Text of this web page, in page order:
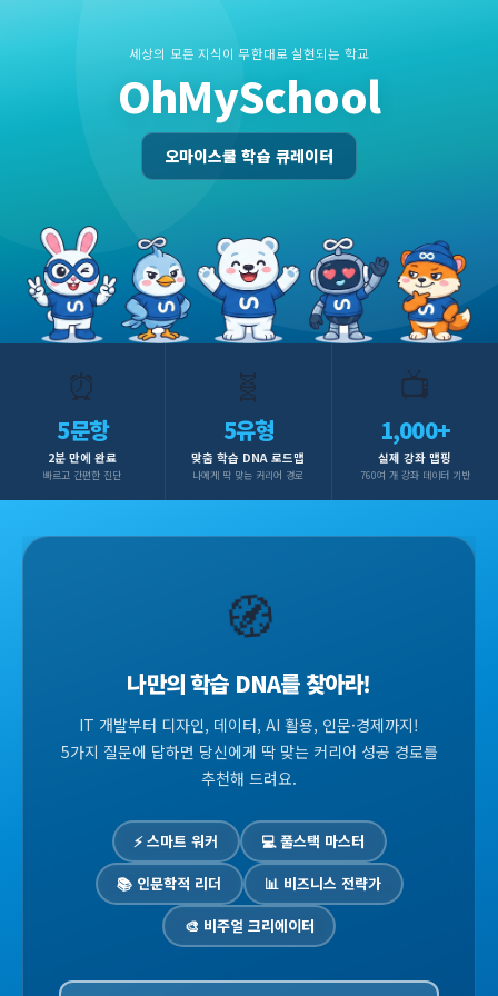
세상의 모든 지식이 무한대로 실현되는 학교
OhMySchool
오마이스쿨 학습 큐레이터
⏰
5문항
2분 만에 완료
빠르고 간편한 진단
🧬
5유형
맞춤 학습 DNA 로드맵
나에게 딱 맞는 커리어 경로
📺
1,000+
실제 강좌 맵핑
760여 개 강좌 데이터 기반
🧭
나만의 학습 DNA를 찾아라!
IT 개발부터 디자인, 데이터, AI 활용, 인문·경제까지!
5가지 질문에 답하면 당신에게 딱 맞는 커리어 성공 경로를
추천해 드려요.
⚡ 스마트 워커
💻 풀스택 마스터
📚 인문학적 리더
📊 비즈니스 전략가
🎨 비주얼 크리에이터